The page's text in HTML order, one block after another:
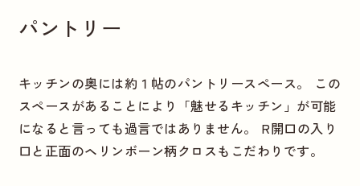
パントリー
キッチンの奥には約１帖のパントリースペース。 この
スペースがあることにより「魅せるキッチン」が可能
になると言っても過言ではありません。 R開口の入り
口と正面のヘリンボーン柄クロスもこだわりです。